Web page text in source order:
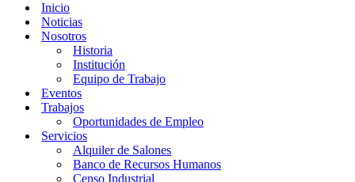
Inicio
Noticias
Nosotros
Historia
Institución
Equipo de Trabajo
Eventos
Trabajos
Oportunidades de Empleo
Servicios
Alquiler de Salones
Banco de Recursos Humanos
Censo Industrial